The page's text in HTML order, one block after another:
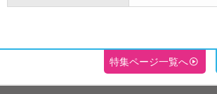
特集ページ一覧へ